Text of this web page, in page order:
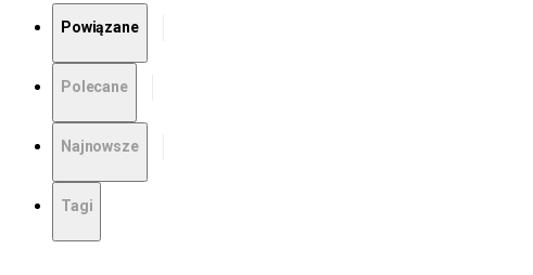
Powiązane
Polecane
Najnowsze
Tagi